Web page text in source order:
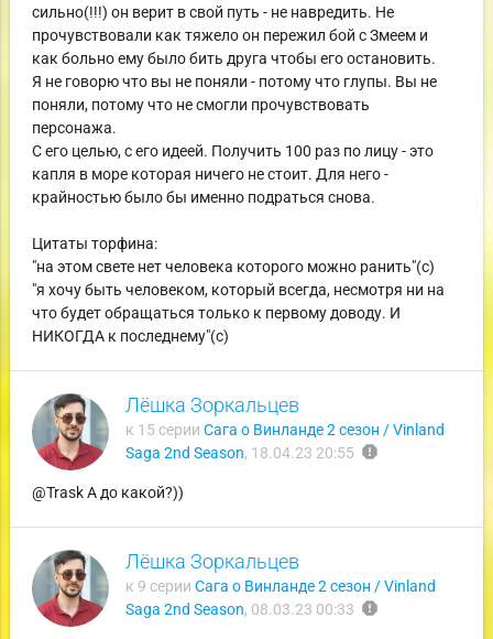
сильно(!!!) он верит в свой путь - не навредить. Не
прочувствовали как тяжело он пережил бой с Змеем и
как больно ему было бить друга чтобы его остановить.
Я не говорю что вы не поняли - потому что глупы. Вы не
поняли, потому что не смогли прочувствовать
персонажа.
С его целью, с его идеей. Получить 100 раз по лицу - это
капля в море которая ничего не стоит. Для него -
крайностью было бы именно подраться снова.
Цитаты торфина:
"на этом свете нет человека которого можно ранить"(с)
"я хочу быть человеком, который всегда, несмотря ни на
что будет обращаться только к первому доводу. И
НИКОГДА к последнему"(с)
Лёшка Зоркальцев
к 15 серии Сага о Винланде 2 сезон / Vinland
Saga 2nd Season, 18.04.23 20:55 report
@Trask А до какой?))
Лёшка Зоркальцев
к 9 серии Сага о Винланде 2 сезон / Vinland
Saga 2nd Season, 08.03.23 00:33 report